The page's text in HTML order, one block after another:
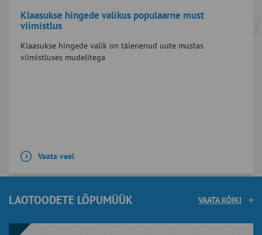
Klaasukse hingede valikus populaarne must
viimistlus
Klaasukse hingede valik on täienenud uute mustas
viimistluses mudelitega
Vaata veel
VAATA KÕIKI
LAOTOODETE LÕPUMÜÜK